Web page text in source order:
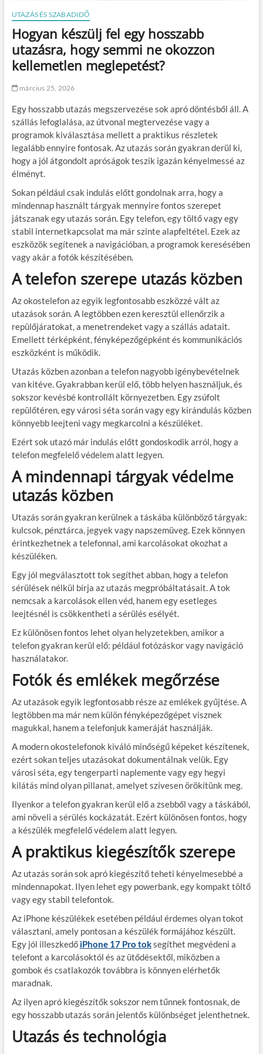
UTAZÁS ÉS SZABADIDŐ
Hogyan készülj fel egy hosszabb
utazásra, hogy semmi ne okozzon
kellemetlen meglepetést?
március 25, 2026
Egy hosszabb utazás megszervezése sok apró döntésből áll. A
szállás lefoglalása, az útvonal megtervezése vagy a
programok kiválasztása mellett a praktikus részletek
legalább ennyire fontosak. Az utazás során gyakran derül ki,
hogy a jól átgondolt apróságok teszik igazán kényelmessé az
élményt.
Sokan például csak indulás előtt gondolnak arra, hogy a
mindennap használt tárgyak mennyire fontos szerepet
játszanak egy utazás során. Egy telefon, egy töltő vagy egy
stabil internetkapcsolat ma már szinte alapfeltétel. Ezek az
eszközök segítenek a navigációban, a programok keresésében
vagy akár a fotók készítésében.
A telefon szerepe utazás közben
Az okostelefon az egyik legfontosabb eszközzé vált az
utazások során. A legtöbben ezen keresztül ellenőrzik a
repülőjáratokat, a menetrendeket vagy a szállás adatait.
Emellett térképként, fényképezőgépként és kommunikációs
eszközként is működik.
Utazás közben azonban a telefon nagyobb igénybevételnek
van kitéve. Gyakrabban kerül elő, több helyen használjuk, és
sokszor kevésbé kontrollált környezetben. Egy zsúfolt
repülőtéren, egy városi séta során vagy egy kirándulás közben
könnyebb leejteni vagy megkarcolni a készüléket.
Ezért sok utazó már indulás előtt gondoskodik arról, hogy a
telefon megfelelő védelem alatt legyen.
A mindennapi tárgyak védelme
utazás közben
Utazás során gyakran kerülnek a táskába különböző tárgyak:
kulcsok, pénztárca, jegyek vagy napszemüveg. Ezek könnyen
érintkezhetnek a telefonnal, ami karcolásokat okozhat a
készüléken.
Egy jól megválasztott tok segíthet abban, hogy a telefon
sérülések nélkül bírja az utazás megpróbáltatásait. A tok
nemcsak a karcolások ellen véd, hanem egy esetleges
leejtésnél is csökkentheti a sérülés esélyét.
Ez különösen fontos lehet olyan helyzetekben, amikor a
telefon gyakran kerül elő: például fotózáskor vagy navigáció
használatakor.
Fotók és emlékek megőrzése
Az utazások egyik legfontosabb része az emlékek gyűjtése. A
legtöbben ma már nem külön fényképezőgépet visznek
magukkal, hanem a telefonjuk kameráját használják.
A modern okostelefonok kiváló minőségű képeket készítenek,
ezért sokan teljes utazásokat dokumentálnak velük. Egy
városi séta, egy tengerparti naplemente vagy egy hegyi
kilátás mind olyan pillanat, amelyet szívesen örökítünk meg.
Ilyenkor a telefon gyakran kerül elő a zsebből vagy a táskából,
ami növeli a sérülés kockázatát. Ezért különösen fontos, hogy
a készülék megfelelő védelem alatt legyen.
A praktikus kiegészítők szerepe
Az utazás során sok apró kiegészítő teheti kényelmesebbé a
mindennapokat. Ilyen lehet egy powerbank, egy kompakt töltő
vagy egy stabil telefontok.
Az iPhone készülékek esetében például érdemes olyan tokot
választani, amely pontosan a készülék formájához készült.
Egy jól illeszkedő iPhone 17 Pro toksegíthet megvédeni a
telefont a karcolásoktól és az ütődésektől, miközben a
gombok és csatlakozók továbbra is könnyen elérhetők
maradnak.
Az ilyen apró kiegészítők sokszor nem tűnnek fontosnak, de
egy hosszabb utazás során jelentős különbséget jelenthetnek.
Utazás és technológia